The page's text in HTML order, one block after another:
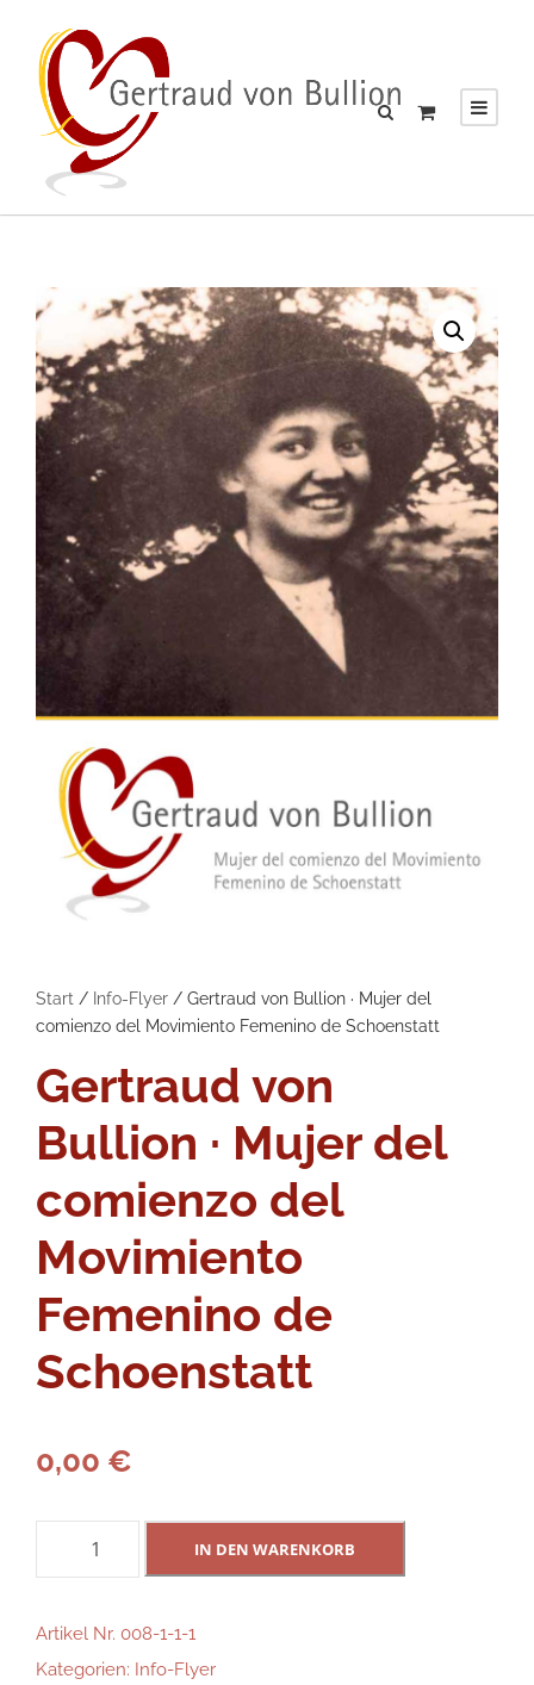
Start / Info-Flyer / Gertraud von Bullion · Mujer del
comienzo del Movimiento Femenino de Schoenstatt
Gertraud von
Bullion · Mujer del
comienzo del
Movimiento
Femenino de
Schoenstatt
0,00 €
e
IN DEN WARENKORB
Artikel Nr. 008-1-1-1
Kategorien: Info-Flyer